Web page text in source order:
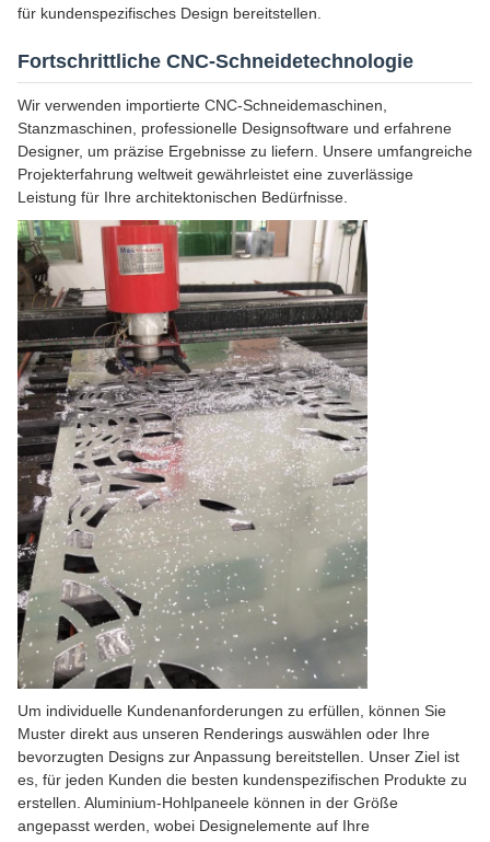
für kundenspezifisches Design bereitstellen.
Fortschrittliche CNC-Schneidetechnologie
Wir verwenden importierte CNC-Schneidemaschinen,
Stanzmaschinen, professionelle Designsoftware und erfahrene
Designer, um präzise Ergebnisse zu liefern. Unsere umfangreiche
Projekterfahrung weltweit gewährleistet eine zuverlässige
Leistung für Ihre architektonischen Bedürfnisse.
Um individuelle Kundenanforderungen zu erfüllen, können Sie
Muster direkt aus unseren Renderings auswählen oder Ihre
bevorzugten Designs zur Anpassung bereitstellen. Unser Ziel ist
es, für jeden Kunden die besten kundenspezifischen Produkte zu
erstellen. Aluminium-Hohlpaneele können in der Größe
angepasst werden, wobei Designelemente auf Ihre